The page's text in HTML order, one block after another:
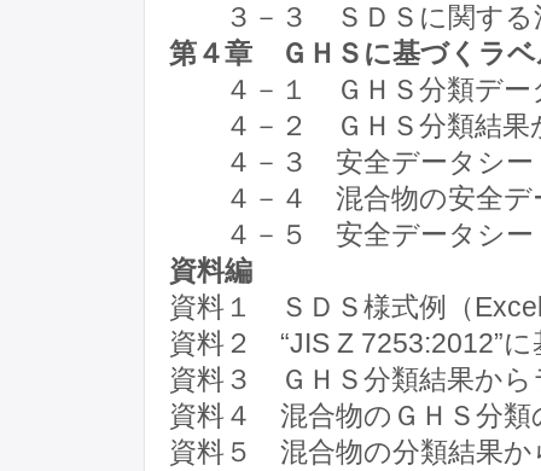
３－３ ＳＤＳに関する
第４章 ＧＨＳに基づくラベ
４－１ ＧＨＳ分類デー
４－２ ＧＨＳ分類結果
４－３ 安全データシー
４－４ 混合物の安全デ
４－５ 安全データシー
資料編
資料１ ＳＤＳ様式例（
資料２ “JIS Z 7253:2012”
資料３ ＧＨＳ分類結果から
資料４ 混合物のＧＨＳ分類
資料５ 混合物の分類結果か